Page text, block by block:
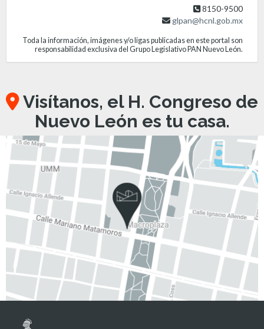
8150-9500
glpan@hcnl.gob.mx
Toda la información, imágenes y/o ligas publicadas en este portal son
responsabilidad exclusiva del Grupo Legislativo PAN Nuevo León.
Visítanos, el H. Congreso de
Nuevo León es tu casa.